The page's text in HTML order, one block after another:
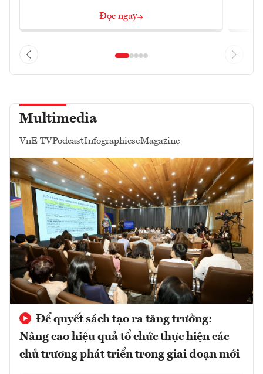
Đọc ngay
Multimedia
VnE TVPodcastInfographicseMagazine
Để quyết sách tạo ra tăng trưởng:
Nâng cao hiệu quả tổ chức thực hiện các
chủ trương phát triển trong giai đoạn mới